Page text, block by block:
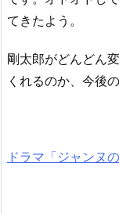
てきたよう。
剛太郎がどんどん
くれるのか、今後
ドラマ「ジャンヌ